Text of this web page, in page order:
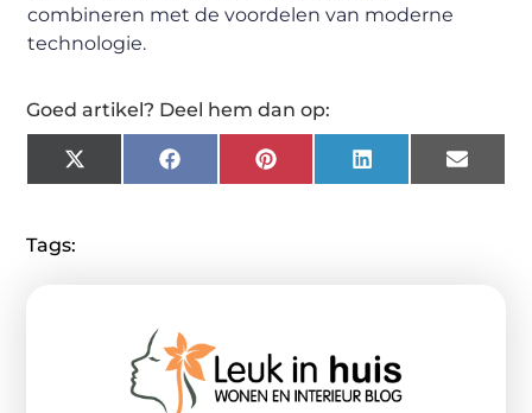
combineren met de voordelen van moderne
technologie.
Goed artikel? Deel hem dan op:
X
(Twitter)
FacebookPinterestLinkedIn Email
Tags: